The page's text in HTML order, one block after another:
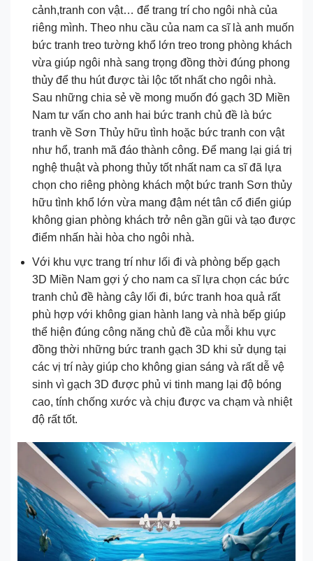
cảnh,tranh con vật… để trang trí cho ngôi nhà của
riêng mình. Theo nhu cầu của nam ca sĩ là anh muốn
bức tranh treo tường khổ lớn treo trong phòng khách
vừa giúp ngôi nhà sang trọng đồng thời đúng phong
thủy để thu hút được tài lộc tốt nhất cho ngôi nhà.
Sau những chia sẻ về mong muốn đó gạch 3D Miền
Nam tư vấn cho anh hai bức tranh chủ đề là bức
tranh về Sơn Thủy hữu tình hoặc bức tranh con vật
như hổ, tranh mã đáo thành công. Để mang lại giá trị
nghệ thuật và phong thủy tốt nhất nam ca sĩ đã lựa
chọn cho riêng phòng khách một bức tranh Sơn thủy
hữu tình khổ lớn vừa mang đậm nét tân cổ điển giúp
không gian phòng khách trở nên gần gũi và tạo được
điểm nhấn hài hòa cho ngôi nhà.
Với khu vực trang trí như lối đi và phòng bếp gạch
3D Miền Nam gợi ý cho nam ca sĩ lựa chọn các bức
tranh chủ đề hàng cây lối đi, bức tranh hoa quả rất
phù hợp với không gian hành lang và nhà bếp giúp
thể hiện đúng công năng chủ đề của mỗi khu vực
đồng thời những bức tranh gạch 3D khi sử dụng tại
các vị trí này giúp cho không gian sáng và rất dễ vệ
sinh vì gạch 3D được phủ vi tinh mang lại độ bóng
cao, tính chống xước và chịu được va chạm và nhiệt
độ rất tốt.